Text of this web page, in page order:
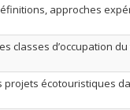
approches
classes d’occupation
projets écotouristiques